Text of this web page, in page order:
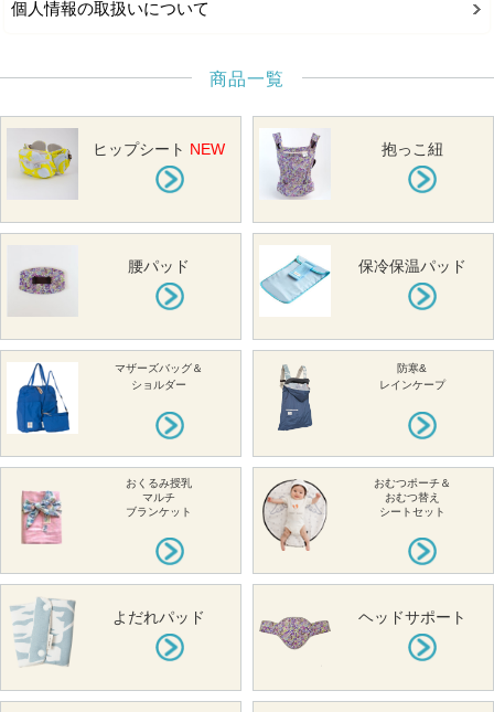
個人情報の取扱いについて
商品一覧
ヒップシート NEW 抱っこ紐
腰パッド 保冷保温パッド
マザーズバッグ＆
ショルダー
防寒&
レインケープ
おくるみ授乳
マルチ
ブランケット
おむつポーチ＆
おむつ替え
シートセット
よだれパッド ヘッドサポート